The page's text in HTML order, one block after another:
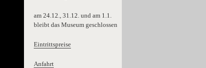
am 24.12., 31.12. und am 1.1.
bleibt das Museum geschlossen
Eintrittspreise
Anfahrt